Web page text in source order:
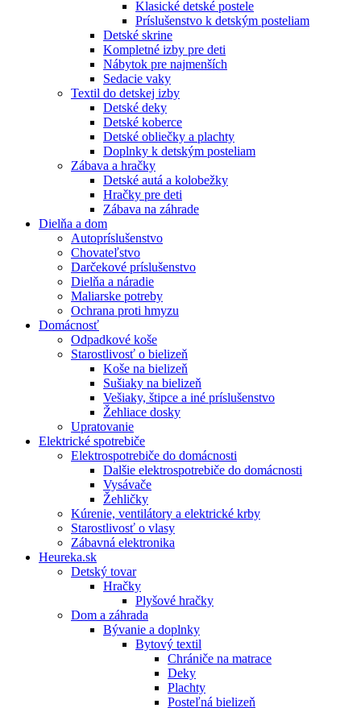
Klasické detské postele
Príslušenstvo k detským posteliam
Detské skrine
Kompletné izby pre deti
Nábytok pre najmenších
Sedacie vaky
Textil do detskej izby
Detské deky
Detské koberce
Detské obliečky a plachty
Doplnky k detským posteliam
Zábava a hračky
Detské autá a kolobežky
Hračky pre deti
Zábava na záhrade
Dielňa a dom
Autopríslušenstvo
Chovateľstvo
Darčekové príslušenstvo
Dielňa a náradie
Maliarske potreby
Ochrana proti hmyzu
Domácnosť
Odpadkové koše
Starostlivosť o bielizeň
Koše na bielizeň
Sušiaky na bielizeň
Vešiaky, štipce a iné príslušenstvo
Žehliace dosky
Upratovanie
Elektrické spotrebiče
Elektrospotrebiče do domácnosti
Dalšie elektrospotrebiče do domácnosti
Vysávače
Žehličky
Kúrenie, ventilátory a elektrické krby
Starostlivosť o vlasy
Zábavná elektronika
Heureka.sk
Detský tovar
Hračky
Plyšové hračky
Dom a záhrada
Bývanie a doplnky
Bytový textil
Chrániče na matrace
Deky
Plachty
Posteľná bielizeň